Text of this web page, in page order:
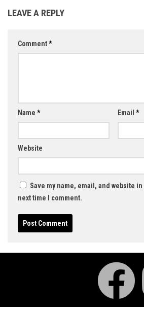
LEAVE A REPLY
Comment*
Name * Email *
Website
Save my name, email, and website
next time I comment.